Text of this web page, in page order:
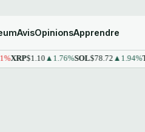
AvisOpinionsApprendre
XRP$1.10▲1.76%SOL$78.72▲1.94%